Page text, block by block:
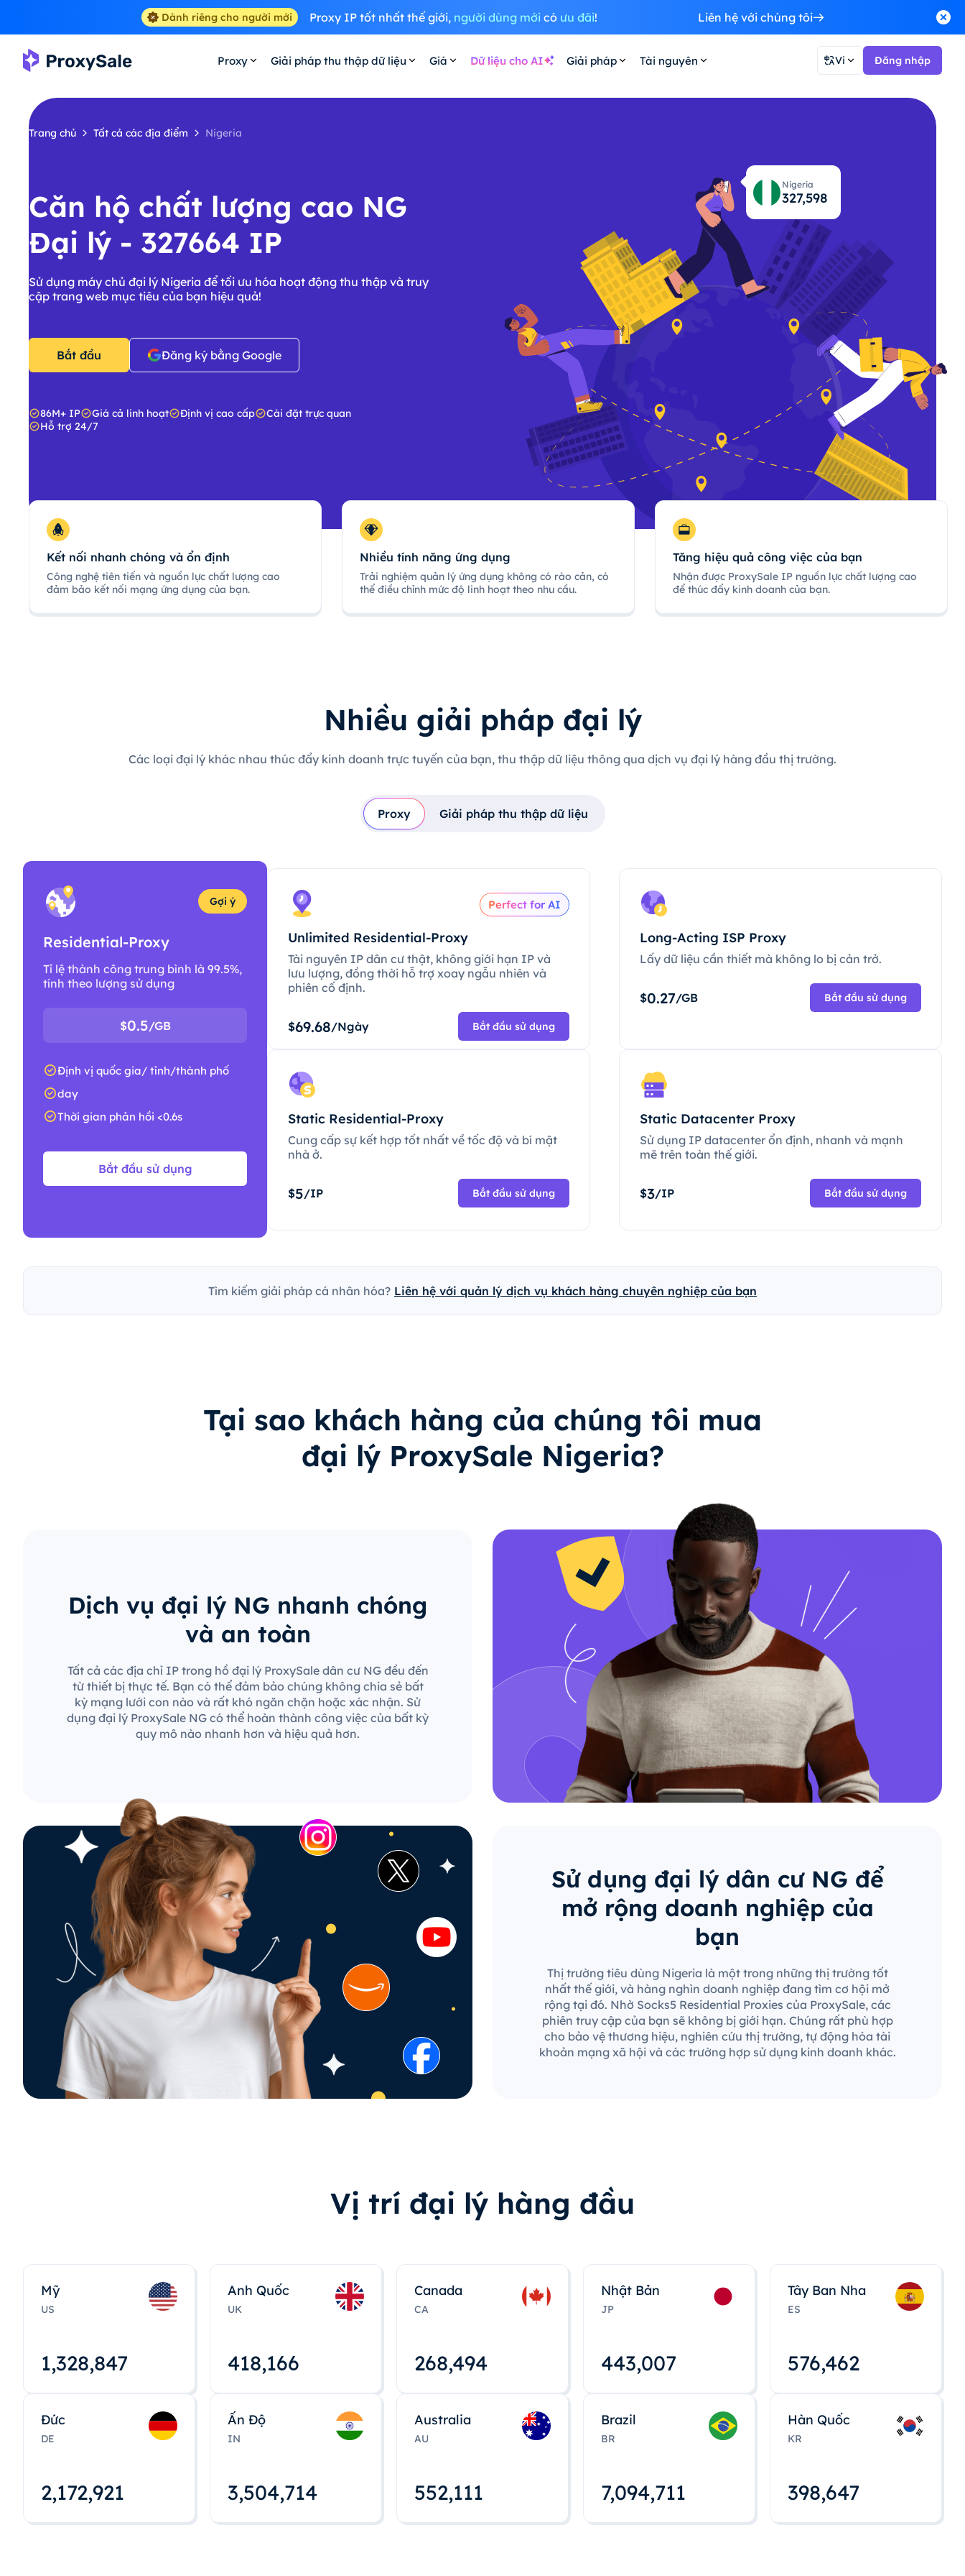
Dành riêng cho người mới Proxy IP tốt nhất thế giới, người dùng mớicó ưu đãi! Liên hệ với chúng tôi
Proxy Giải pháp thu thập dữ liệu Giá Dữ liệu cho AI Giải pháp Tài nguyên Vi Đăng nhập
Trang chủ Tất cả các địa điểm Nigeria
Căn hộ chất lượng cao NG
Đại lý - 327664 IP
Sử dụng máy chủ đại lý Nigeria để tối ưu hóa hoạt động thu thập và truy
cập trang web mục tiêu của bạn hiệu quả!
Bắt đầu Đăng ký bằng Google
86M+ IP Giá cả linh hoạt Định vị cao cấp
Cài đặt trực quan
Hỗ trợ 24/7
Nigeria
327,664
Kết nối nhanh chóng và ổn định
Công nghệ tiên tiến và nguồn lực chất lượng cao
đảm bảo kết nối mạng ứng dụng của bạn.
Nhiều tính năng ứng dụng
Trải nghiệm quản lý ứng dụng không có rào cản, có
thể điều chỉnh mức độ linh hoạt theo nhu cầu.
Tăng hiệu quả công việc của bạn
Nhận được ProxySale IP nguồn lực chất lượng cao
để thúc đẩy kinh doanh của bạn.
Nhiều giải pháp đại lý
Các loại đại lý khác nhau thúc đẩy kinh doanh trực tuyến của bạn, thu thập dữ liệu thông qua dịch vụ đại lý hàng đầu thị trường.
Proxy Giải pháp thu thập dữ liệu
Gợi ý
Residential-Proxy
Tỉ lệ thành công trung bình là 99.5%,
tính theo lượng sử dụng
$0.5/GB
Định vị quốc gia/ tỉnh/thành phố
day
Thời gian phản hồi <0.6s
Bắt đầu sử dụng
Perfect for AI
Unlimited Residential-Proxy
Tài nguyên IP dân cư thật, không giới hạn IP và
lưu lượng, đồng thời hỗ trợ xoay ngẫu nhiên và
phiên cố định.
$69.68/Ngày Bắt đầu sử dụng
Long-Acting ISP Proxy
Lấy dữ liệu cần thiết mà không lo bị cản trở.
$0.27/GB Bắt đầu sử dụng
Static Residential-Proxy
Cung cấp sự kết hợp tốt nhất về tốc độ và bí mật
nhà ở.
$5/IP Bắt đầu sử dụng
Static Datacenter Proxy
Sử dụng IP datacenter ổn định, nhanh và mạnh
mẽ trên toàn thế giới.
$3/IP Bắt đầu sử dụng
Tìm kiếm giải pháp cá nhân hóa? Liên hệ với quản lý dịch vụ khách hàng chuyên nghiệp của bạn
Tại sao khách hàng của chúng tôi mua
đại lý ProxySale Nigeria?
Dịch vụ đại lý NG nhanh chóng
và an toàn
Tất cả các địa chỉ IP trong hồ đại lý ProxySale dân cư NG đều đến
từ thiết bị thực tế. Bạn có thể đảm bảo chúng không chia sẻ bất
kỳ mạng lưới con nào và rất khó ngăn chặn hoặc xác nhận. Sử
dụng đại lý ProxySale NG có thể hoàn thành công việc của bất kỳ
quy mô nào nhanh hơn và hiệu quả hơn.
Sử dụng đại lý dân cư NG để
mở rộng doanh nghiệp của
bạn
Thị trường tiêu dùng Nigeria là một trong những thị trường tốt
nhất thế giới, và hàng nghìn doanh nghiệp đang tìm cơ hội mở
rộng tại đó. Nhờ Socks5 Residential Proxies của ProxySale, các
phiên truy cập của bạn sẽ không bị giới hạn. Chúng rất phù hợp
cho bảo vệ thương hiệu, nghiên cứu thị trường, tự động hóa tài
khoản mạng xã hội và các trường hợp sử dụng kinh doanh khác.
Vị trí đại lý hàng đầu
Mỹ
US
1,328,848
Anh Quốc
UK
418,167
Canada
CA
268,495
Nhật Bản
JP
443,008
Tây Ban Nha
ES
576,463
Đức
DE
2,172,922
Ấn Độ
IN
3,504,715
Australia
AU
552,112
Brazil
BR
7,094,712
Hàn Quốc
KR
398,648